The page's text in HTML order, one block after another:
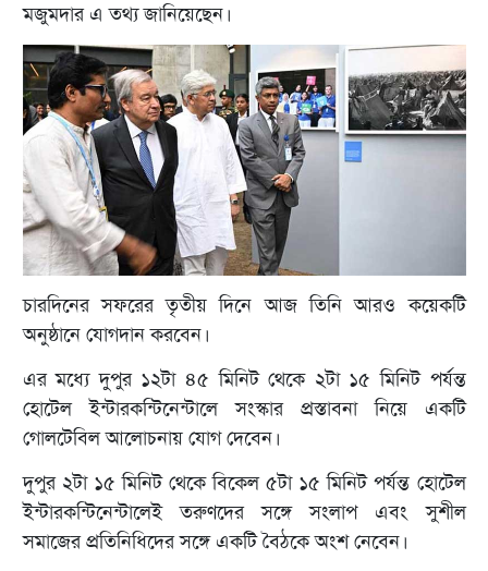
মজুমদার এ তথ্য জানিয়েছেন।
চারদিনের সফরের তৃতীয় দিনে আজ তিনি আরও কয়েকটি
অনুষ্ঠানে যোগদান করবেন।
এর মধ্যে দুপুর ১২টা ৪৫ মিনিট থেকে ২টা ১৫ মিনিট পর্যন্ত
হোটেল ইন্টারকন্টিনেন্টালে সংস্কার প্রস্তাবনা নিয়ে একটি
গোলটেবিল আলোচনায় যোগ দেবেন।
দুপুর ২টা ১৫ মিনিট থেকে বিকেল ৫টা ১৫ মিনিট পর্যন্ত হোটেল
ইন্টারকন্টিনেন্টালেই তরুণদের সঙ্গে সংলাপ এবং সুশীল
সমাজের প্রতিনিধিদের সঙ্গে একটি বৈঠকে অংশ নেবেন।